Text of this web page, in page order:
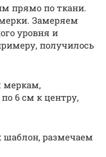
прямо по ткани.
Замеряем
уровня и
получилось
меркам,
6 см к центру,
шаблон, размечаем